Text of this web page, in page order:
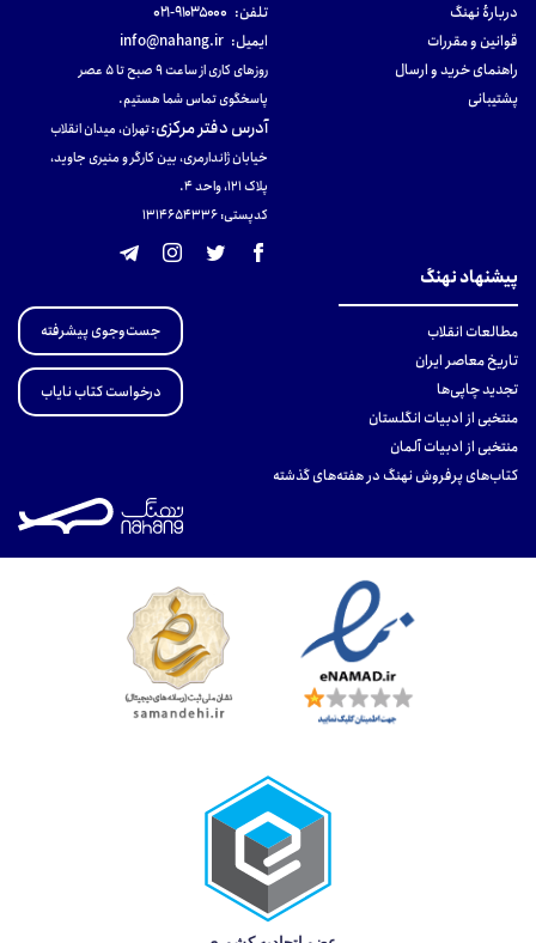
دربارهٔ نهنگ
قوانین و مقررات
راهنمای خرید و ارسال
پشتیبانی
تلفن: ۹۱۰۳۵۰۰۰-۰۲۱
ایمیل: info@nahang.ir
روزهای کاری از ساعت ۹ صبح تا ۵ عصر
پاسخگوی تماس شما هستیم.
آدرس دفتر مرکزی:تهران، میدان انقلاب
خیابان ژاندارمری، بین کارگر و منیری جاوید،
پلاک 121، واحد ۴.
کدپستی: 131465433۶
پیشنهاد نهنگ
مطالعات انقلاب
تاریخ معاصر ایران
تجدید چاپی‌ها
منتخبی از ادبیات انگلستان
منتخبی از ادبیات آلمان
کتاب‌های پرفروش نهنگ در هفته‌های گذشته
جست‌وجوی پیشرفته
درخواست کتاب نایاب